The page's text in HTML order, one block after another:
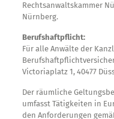
Rechtsanwaltskammer
Nürnberg.
Berufshaftpflicht:
Für alle Anwälte der
Victoriaplatz 1, 40477
Der räumliche
umfasst Tätigkeiten in
den Anforderungen